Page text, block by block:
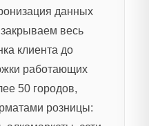
данных
весь
клиента до
работающих
50 городов,
розницы: